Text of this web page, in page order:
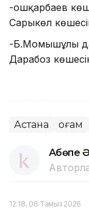
-Қошқарбаев
Сарыкөл
-Б.Момышұлы
Дарабоз
Астана Қоғам
Ақбөпе
12:18, 06 Тамыз 2026